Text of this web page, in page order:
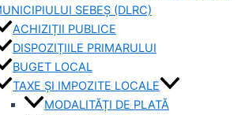
SEBEȘ (DLRC)
ACHIZIȚII PUBLICE
DISPOZIȚIILE PRIMARULUI
BUGET LOCAL
TAXE ȘI IMPOZITE LOCALE
MODALITĂȚI DE PLATĂ